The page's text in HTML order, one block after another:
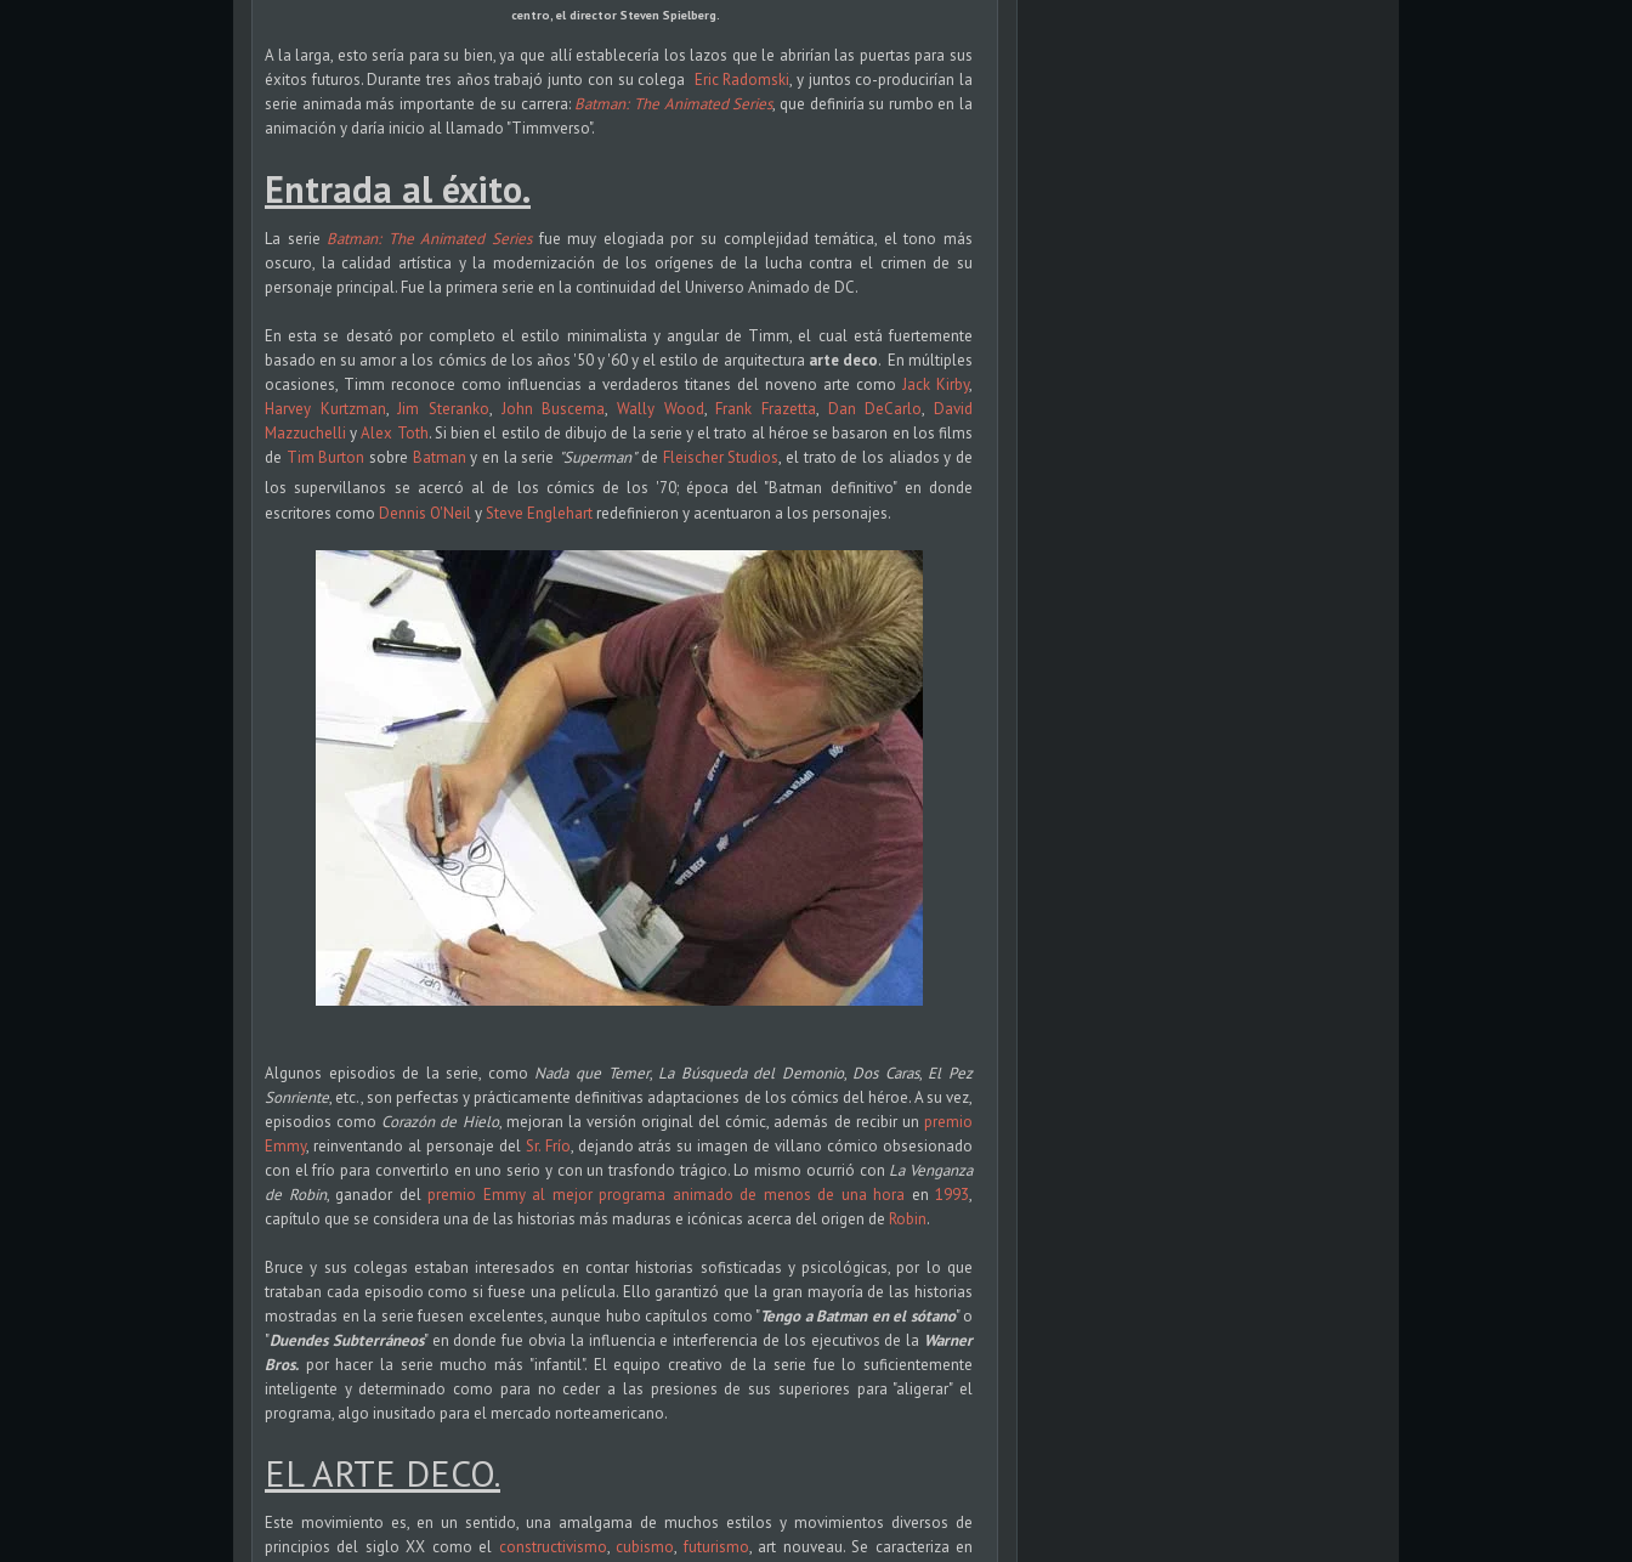
centro, el director Steven Spielberg.
A la larga, esto sería para su bien, ya que allí establecería los lazos que le abrirían las puertas para sus
éxitos futuros. Durante tres años trabajó junto con su colega Eric Radomski, y juntos co-producirían la
serie animada más importante de su carrera: Batman: The Animated Series, que definiría su rumbo en la
animación y daría inicio al llamado "Timmverso".
Entrada al éxito.
La serie Batman: The Animated Seriesfue muy elogiada por su complejidad temática, el tono más
oscuro, la calidad artística y la modernización de los orígenes de la lucha contra el crimen de su
personaje principal. Fue la primera serie en la continuidad del Universo Animado de DC.
En esta se desató por completo el estilo minimalista y angular de Timm, el cual está fuertemente
basado en su amor a los cómics de los años '50 y '60 y el estilo de arquitectura arte deco. En múltiples
ocasiones, Timm reconoce como influencias a verdaderos titanes del noveno arte como Jack Kirby,
Harvey Kurtzman,Jim Steranko, John Buscema,Wally Wood, Frank Frazetta, Dan DeCarlo, David
Mazzuchelli yAlex Toth. Si bien el estilo de dibujo de la serie y el trato al héroe se basaron en los films
de Tim Burton sobre Batman y en la serie "Superman"de Fleischer Studios, el trato de los aliados y de
los supervillanos se acercó al de los cómics de los '70; época del "Batman definitivo"en donde
escritores como Dennis O'NeilySteve Englehart redefinieron y acentuaron a los personajes.
Algunos episodios de la serie, como Nada que Temer, La Búsqueda del Demonio, Dos Caras, El Pez
Sonriente, etc., son perfectas y prácticamente definitivas adaptaciones de los cómics del héroe. A su vez,
episodios como Corazón de Hielo, mejoran la versión original del cómic, además de recibir un premio
Emmy, reinventando al personaje del Sr. Frío, dejando atrás su imagen de villano cómico obsesionado
con el frío para convertirlo en uno serio y con un trasfondo trágico. Lo mismo ocurrió con La Venganza
de Robin, ganador del premio Emmy al mejor programa animado de menos de una hora en 1993,
capítulo que se considera una de las historias más maduras e icónicas acerca del origen de Robin.
Bruce y sus colegas estaban interesados en contar historias sofisticadas y psicológicas, por lo que
trataban cada episodio como si fuese una película. Ello garantizó que la gran mayoría de las historias
mostradas en la serie fuesen excelentes, aunque hubo capítulos como "Tengo a Batman en el sótano" o
"Duendes Subterráneos" en donde fue obvia la influencia e interferencia de los ejecutivos de la Warner
Bros. por hacer la serie mucho más "infantil". El equipo creativo de la serie fue lo suficientemente
inteligente y determinado como para no ceder a las presiones de sus superiores para "aligerar" el
programa, algo inusitado para el mercado norteamericano.
EL ARTE DECO.
Este movimiento es, en un sentido, una amalgama de muchos estilos y movimientos diversos de
principios del siglo XX como el constructivismo, cubismo, futurismo, art nouveau. Se caracteriza en